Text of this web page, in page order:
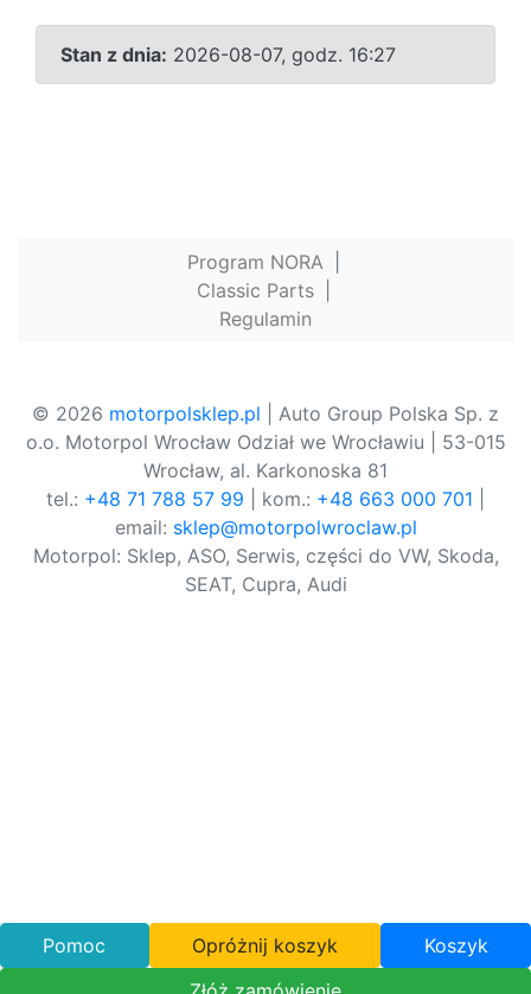
Stan z dnia: 2026-08-07, godz. 16:27
Program NORA
Classic Parts
Regulamin
© 2026 motorpolsklep.pl | Auto Group Polska Sp. z
o.o. Motorpol Wrocław Odział we Wrocławiu | 53-015
Wrocław, al. Karkonoska 81
tel.: +48 71 788 57 99 | kom.: +48 663 000 701
email: sklep@motorpolwroclaw.pl
Motorpol: Sklep, ASO, Serwis, części do VW, Skoda,
SEAT, Cupra, Audi
Pomoc Opróżnij koszyk
Koszyk